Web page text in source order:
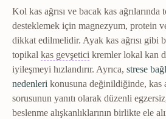
Kol kas ağrısı ve bacak kas ağrılarında
desteklemek için magnezyum, protein
dikkat edilmelidir. Ayak kas ağrısı gibi
topikal kas gevşetici MiyorelaksanKas
kremler lokal kan
iyileşmeyi hızlandırır. Ayrıca, strese
nedenleri konusuna değinildiğinde, kas
sorusunun yanıtı olarak düzenli
beslenme alışkanlıklarının birlikte ele